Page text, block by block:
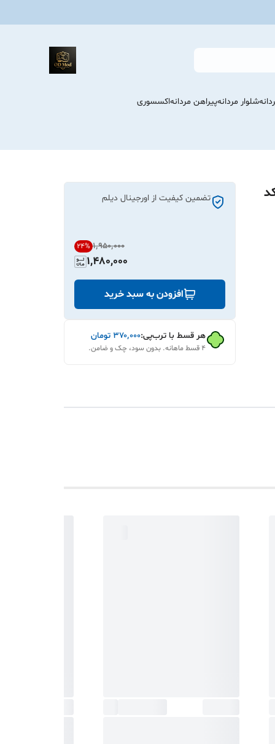
شلوار مردانهپیراهن مردانهاکسسوری
تضمین کیفیت از اورجینال دیلم
۱٬۹۵۰٬۰۰۰ 24%
1,480,000
افزودن به سبد خرید
هر قسط با ترب‌پی:۳۷۰٬۰۰۰ تومان
۴ قسط ماهانه. بدون سود، چک و ضامن.